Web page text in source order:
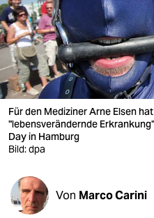
wahrheit
verlag
verlag
veranstaltungen
shop
fragen & hilfe
unterstützen
abo
Für den Mediziner Arne Elsen
"lebensverändernde
Day in Hamburg
Bild: dpa
Von Marco Carini